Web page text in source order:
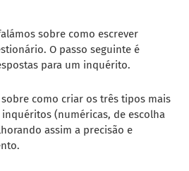
sobre como escrever
O passo seguinte é
para um inquérito.
como criar os três tipos mais
(numéricas, de escolha
assim a precisão e